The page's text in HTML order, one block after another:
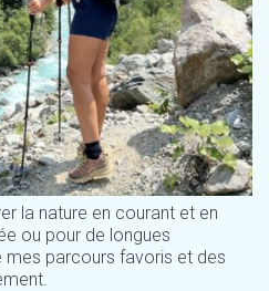
la nature en courant et en
ou pour de longues
mes parcours favoris et des